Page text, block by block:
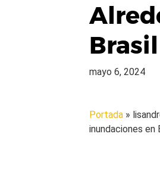
Brasil
mayo 6, 2024
Portada »
inundaciones en